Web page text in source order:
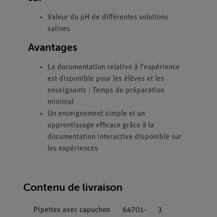
Valeur du pH de différentes solutions
salines
Avantages
La documentation relative à l'expérience
est disponible pour les élèves et les
enseignants : Temps de préparation
minimal
Un enseignement simple et un
apprentissage efficace grâce à la
documentation interactive disponible sur
les expériences
Contenu de livraison
Pipettes avec capuchon
64701-
3